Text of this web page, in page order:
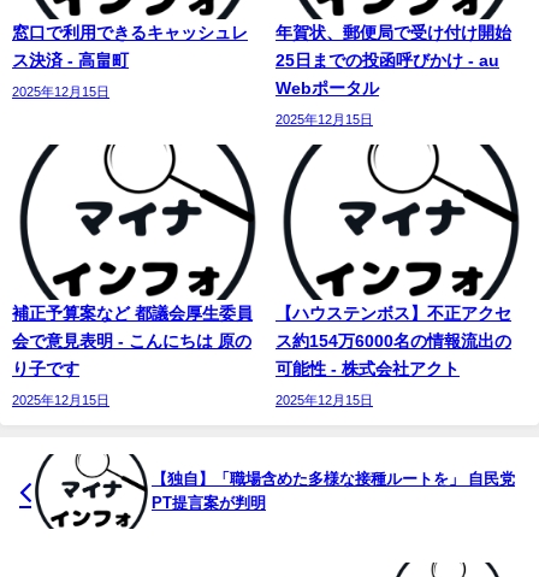
窓口で利用できるキャッシュレ
ス決済 - 高畠町
2025年12月15日
年賀状、郵便局で受け付け開始
25日までの投函呼びかけ - au
Webポータル
2025年12月15日
補正予算案など 都議会厚生委員
会で意見表明 - こんにちは 原の
り子です
2025年12月15日
【ハウステンボス】不正アクセ
ス約154万6000名の情報流出の
可能性 - 株式会社アクト
2025年12月15日
【独自】「職場含めた多様な接種ルートを」 自民党
PT提言案が判明